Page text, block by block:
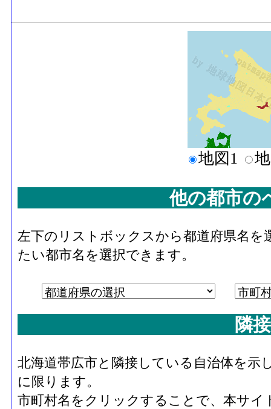
地図1
他の都市の
左下のリストボックスから都道府県名
たい都市名を選択できます。
隣
北海道帯広市と隣接している自治体を示
に限ります。
市町村名をクリックすることで、本サ